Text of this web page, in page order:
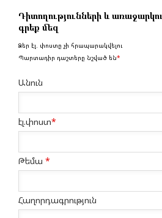
Դիտողությունների և
գրեք մեզ
Ձեր էլ. փոստը չի հրապարակվելու
Պարտադիր դաշտերը նշված են*
Անուն
էլ.փոստ*
Թեմա *
Հաղորդագրություն